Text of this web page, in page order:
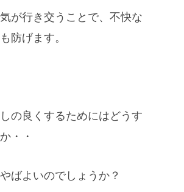
が行き交うことで、不快な
防げます。
の良くするためにはどうす
・・
ばよいのでしょうか？